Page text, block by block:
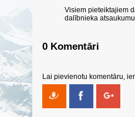
Visiem pieteiktajiem
dalībnieka
0 Komentāri
Lai pievienotu komentāru,